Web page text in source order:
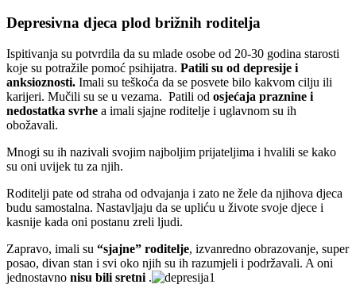
Depresivna djeca plod brižnih roditelja
Ispitivanja su potvrdila da su mlade osobe od 20-30 godina starosti
koje su potražile pomoć psihijatra. Patili su od depresije i
anksioznosti. Imali su teškoća da se posvete bilo kakvom cilju ili
karijeri. Mučili su se u vezama. Patili od osjećaja praznine i
nedostatka svrhe a imali sjajne roditelje i uglavnom su ih
obožavali.
Mnogi su ih nazivali svojim najboljim prijateljima i hvalili se kako
su oni uvijek tu za njih.
Roditelji pate od straha od odvajanja i zato ne žele da njihova djeca
budu samostalna. Nastavljaju da se upliću u živote svoje djece i
kasnije kada oni postanu zreli ljudi.
Zapravo, imali su “sjajne” roditelje, izvanredno obrazovanje, super
posao, divan stan i svi oko njih su ih razumjeli i podržavali. A oni
jednostavno nisu bili sretni .